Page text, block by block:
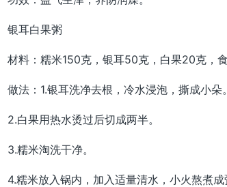
银耳白果粥
材料：糯米150克，银耳50克，白果20克，食
做法：1.银耳洗净去根，冷水浸泡，撕成小朵。
2.白果用热水烫过后切成两半。
3.糯米淘洗干净。
4.糯米放入锅内，加入适量清水，小火熬煮